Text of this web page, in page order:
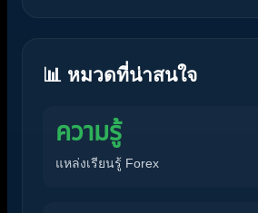
📊 หมวดที่น่าสนใจ
ความรู้
แหล่งเรียนรู้ Forex